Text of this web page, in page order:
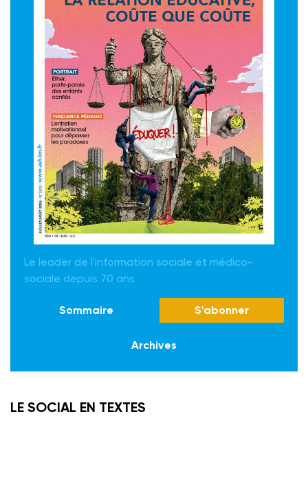
Le leader de l'information sociale et médico-
sociale depuis 70 ans
Sommaire S'abonner
Archives
LE SOCIAL EN TEXTES